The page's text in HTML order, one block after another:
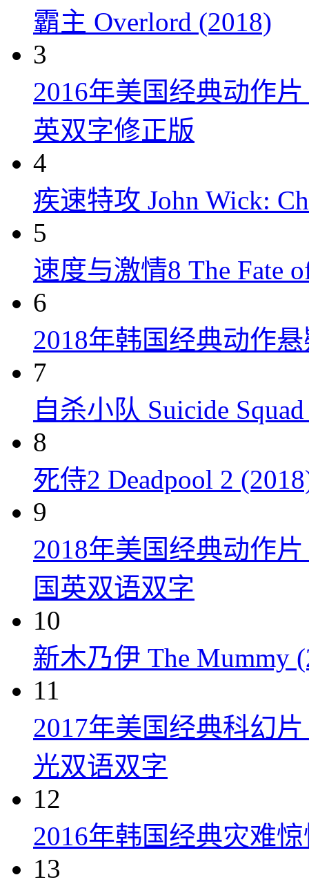
霸主 Overlord (2018)
3
2016年美国经典动作
英双字修正版
4
疾速特攻 John Wick:
5
速度与激情8 The Fate
6
2018年韩国经典动作
7
自杀小队 Suicide
8
死侍2 Deadpool 2
9
2018年美国经典动作
国英双语双字
10
新木乃伊 The Mummy
11
2017年美国经典科幻
光双语双字
12
2016年韩国经典灾难
13